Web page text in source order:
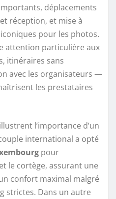
déplacements
réception, et mise à
pour les photos.
attention particulière aux
itinéraires sans
avec les organisateurs —
les prestataires
l’importance d’un
international a opté
pour
le cortège, assurant une
confort maximal malgré
strictes. Dans un autre